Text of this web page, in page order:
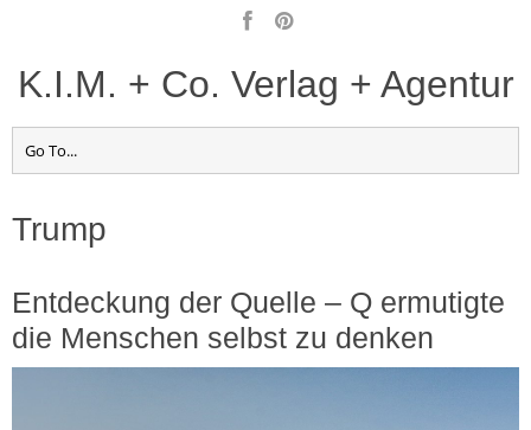
K.I.M. + Co. Verlag + Agentur
Trump
Entdeckung der Quelle – Q ermutigte
die Menschen selbst zu denken